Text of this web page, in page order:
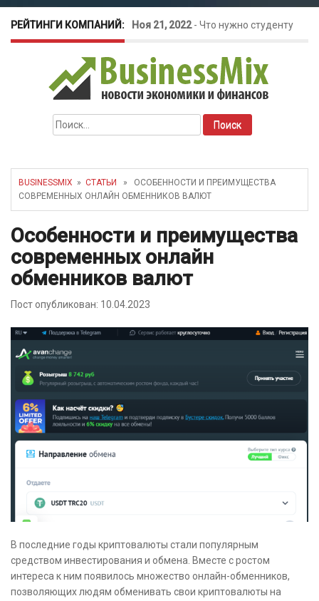
РЕЙТИНГИ КОМПАНИЙ: Ноя 21, 2022- Что нужно студенту
для открытия бизнеса?
Окт 26, 2022-Телефония для
amoCRM: лучшие инструменты для
бизнеса
как защитить свой бизнес?
Найти:
BUSINESSMIX » СТАТЬИ
» ОСОБЕННОСТИ И ПРЕИМУЩЕСТВА
СОВРЕМЕННЫХ ОНЛАЙН ОБМЕННИКОВ ВАЛЮТ
Особенности и преимущества
современных онлайн
обменников валют
Пост опубликован: 10.04.2023
В последние годы криптовалюты стали популярным
средством инвестирования и обмена. Вместе с ростом
интереса к ним появилось множество онлайн-обменников,
позволяющих людям обменивать свои криптовалюты на